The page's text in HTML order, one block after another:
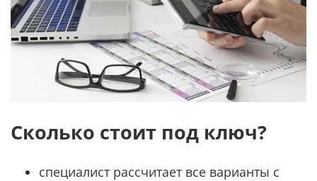
Сколько стоит под ключ?
специалист рассчитает все варианты с